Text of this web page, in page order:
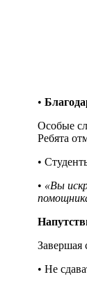
•
Особые
Ребята
•
• «Вы
Завершая
• Не